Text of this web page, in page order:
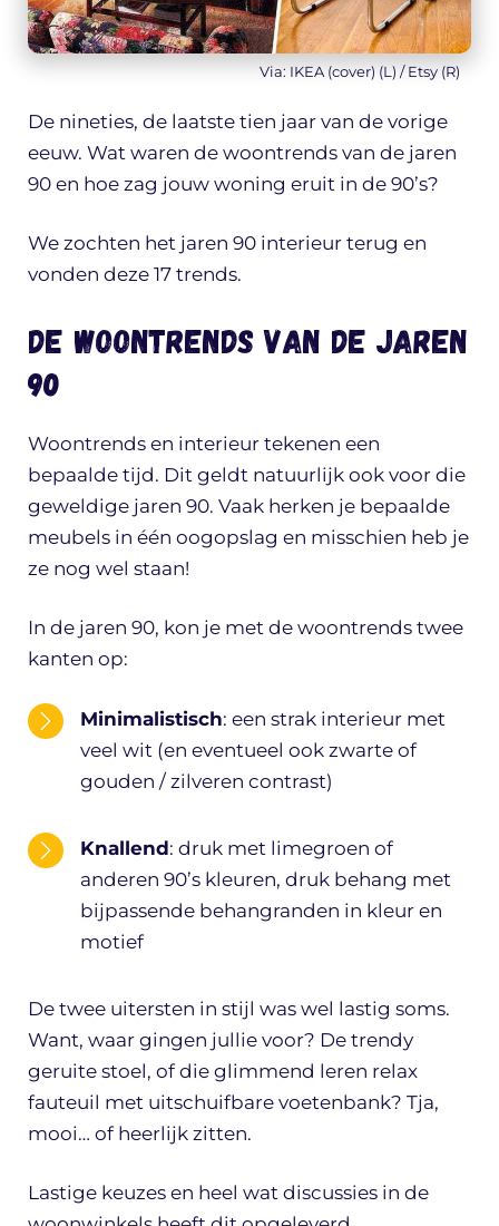
Via: IKEA (cover) (L) / Etsy (R)
De nineties, de laatste tien jaar van de vorige
eeuw. Wat waren de woontrends van de jaren
90 en hoe zag jouw woning eruit in de 90’s?
We zochten het jaren 90 interieur terug en
vonden deze 17 trends.
De woontrends van de jaren
90
Woontrends en interieur tekenen een
bepaalde tijd. Dit geldt natuurlijk ook voor die
geweldige jaren 90. Vaak herken je bepaalde
meubels in één oogopslag en misschien heb je
ze nog wel staan!
In de jaren 90, kon je met de woontrends twee
kanten op:
Minimalistisch: een strak interieur met
veel wit (en eventueel ook zwarte of
gouden / zilveren contrast)
Knallend: druk met limegroen of
anderen 90’s kleuren, druk behang met
bijpassende behangranden in kleur en
motief
De twee uitersten in stijl was wel lastig soms.
Want, waar gingen jullie voor? De trendy
geruite stoel, of die glimmend leren relax
fauteuil met uitschuifbare voetenbank? Tja,
mooi… of heerlijk zitten.
Lastige keuzes en heel wat discussies in de